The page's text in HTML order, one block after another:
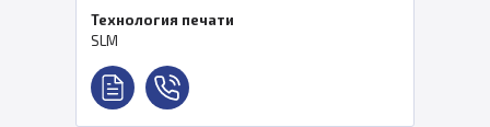
Технология печати
SLM